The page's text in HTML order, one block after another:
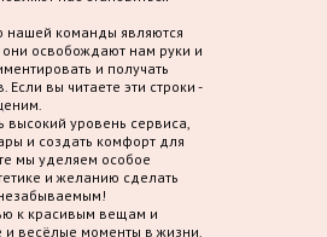
нашей команды являются
освобождают нам руки и
и получать
вы читаете эти строки -
высокий уровень сервиса,
и создать комфорт для
мы уделяем особое
и желанию сделать
к красивым вещам и
весёлые моменты в жизни.